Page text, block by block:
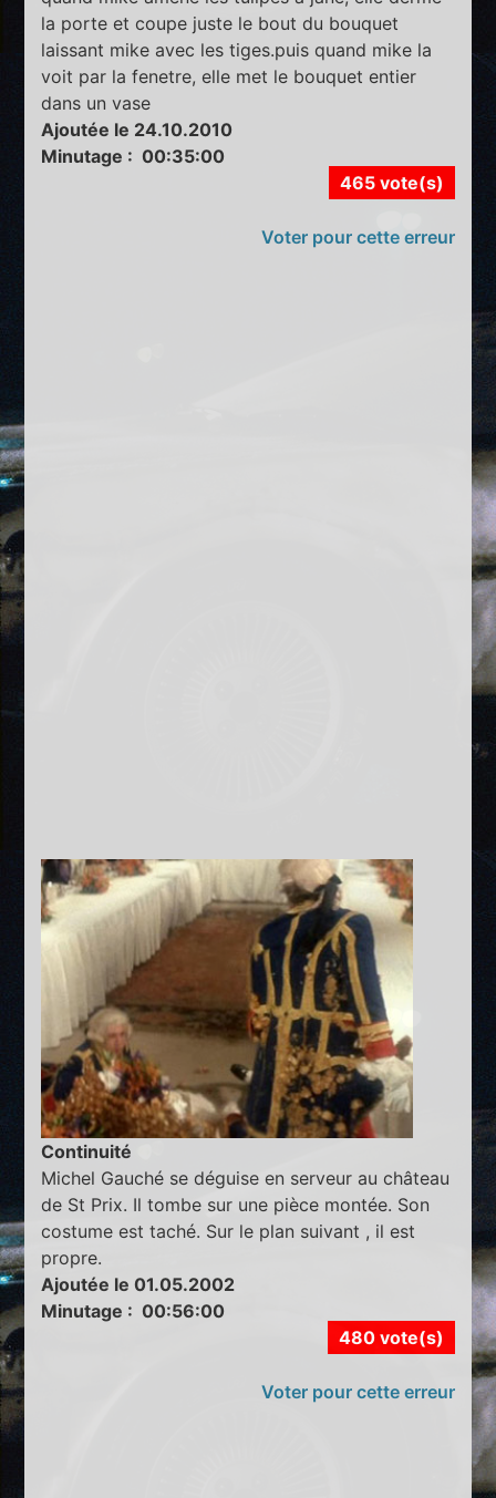
la porte et coupe juste le bout du bouquet
laissant mike avec les tiges.puis quand mike la
voit par la fenetre, elle met le bouquet entier
dans un vase
Ajoutée le 24.10.2010
Minutage : 00:35:00
465 vote(s)
Voter pour cette erreur
Continuité
Michel Gauché se déguise en serveur au château
de St Prix. Il tombe sur une pièce montée. Son
costume est taché. Sur le plan suivant , il est
propre.
Ajoutée le 01.05.2002
Minutage : 00:56:00
480 vote(s)
Voter pour cette erreur